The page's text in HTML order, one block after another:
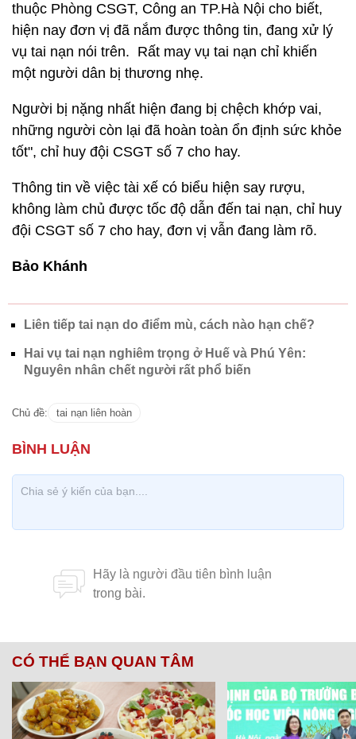
thuộc Phòng CSGT, Công an TP.Hà Nội cho biết,
hiện nay đơn vị đã nắm được thông tin, đang xử lý
vụ tai nạn nói trên. Rất may vụ tai nạn chỉ khiến
một người dân bị thương nhẹ.
Người bị nặng nhất hiện đang bị chệch khớp vai,
những người còn lại đã hoàn toàn ổn định sức khỏe
tốt", chỉ huy đội CSGT số 7 cho hay.
Thông tin về việc tài xế có biểu hiện say rượu,
không làm chủ được tốc độ dẫn đến tai nạn, chỉ huy
đội CSGT số 7 cho hay, đơn vị vẫn đang làm rõ.
Bảo Khánh
Liên tiếp tai nạn do điểm mù, cách nào hạn chế?
Hai vụ tai nạn nghiêm trọng ở Huế và Phú Yên:
Nguyên nhân chết người rất phổ biến
Chủ đề: tai nạn liên hoàn
CÓ THỂ BẠN QUAN TÂM